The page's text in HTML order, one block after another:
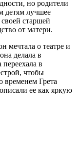
но родители
детям лучшее
старшей
от матери.
мечтала о театре и
делала в
в
чтобы
временем Грета
ее как яркую